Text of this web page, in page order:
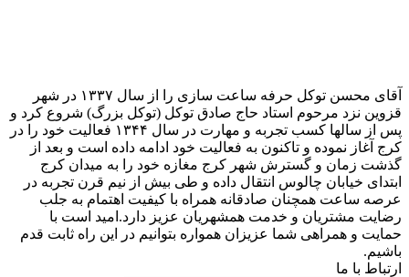
آقای محسن توکل حرفه ساعت سازی را از سال ۱۳۳۷ در شهر
قزوین نزد مرحوم استاد حاج صادق توکل (توکل بزرگ) شروع کرد و
پس از سالها کسب تجربه و مهارت در سال ۱۳۴۴ فعالیت خود را در
کرج آغاز نموده و تاکنون به فعالیت خود ادامه داده است و بعد از
گذشت زمان و گسترش شهر کرج مغازه خود را به میدان کرج
ابتدای خیابان چالوس انتقال داده و طی بیش از نیم قرن تجربه در
عرصه ساعت همچنان صادقانه همراه با کیفیت اهتمام به جلب
رضایت مشتریان و خدمت همشهریان عزیز دارد.امید است با
حمایت و همراهی شما عزیزان همواره بتوانیم در این راه ثابت قدم
باشیم.
ارتباط با ما